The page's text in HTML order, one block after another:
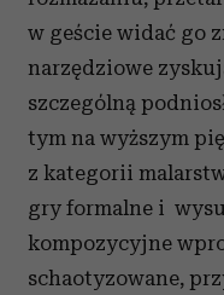
korzystania z ich usług.
w geście widać go
narzędziowe
szczególną
tym na wyższym
z kategorii
gry formalne i
kompozycyjne
schaotyzowane,